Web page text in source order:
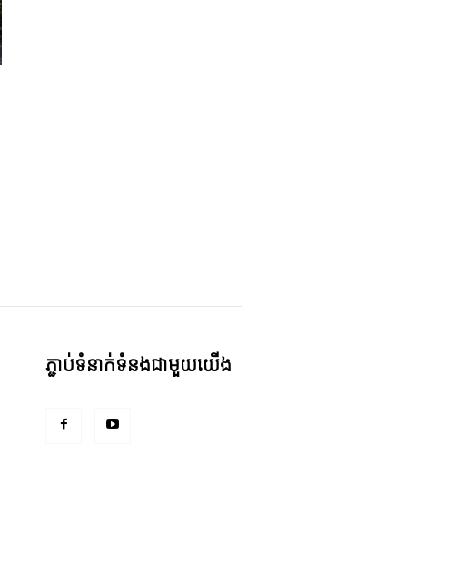
ភ្ជាប់ទំនាក់ទំនងជាមួយយើង